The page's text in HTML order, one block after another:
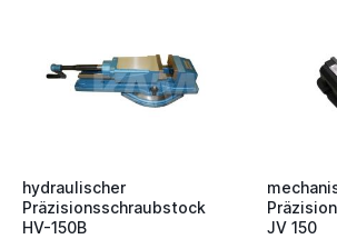
hydraulischer
Präzisionsschraubstock
HV-150B
JV 150